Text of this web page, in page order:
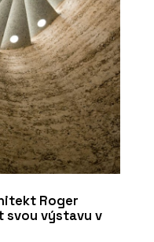
se v řemesle
Lédlem o výrobě
Vltavou
Roger
výstavu v